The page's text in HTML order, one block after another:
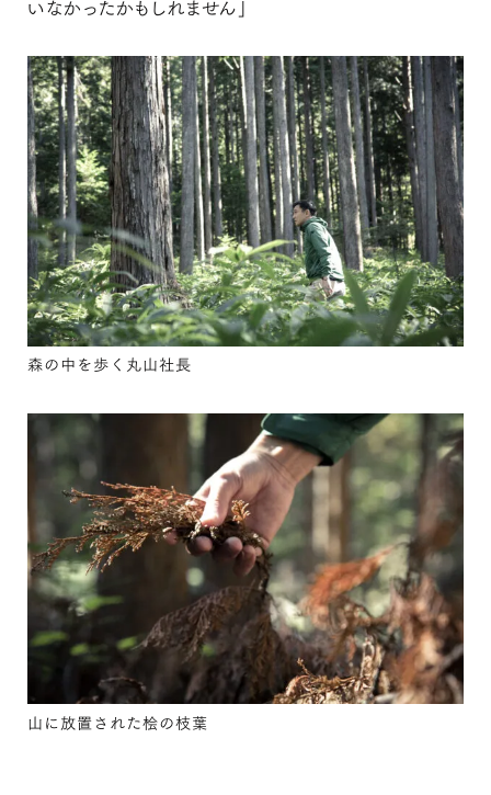
いなかったかもしれません」
森の中を歩く丸山社長
山に放置された桧の枝葉